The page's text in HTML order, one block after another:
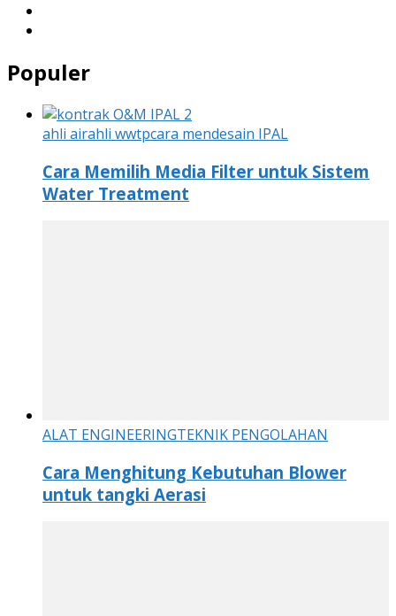
Populer
ahli airahli wwtpcara mendesain IPAL
Cara Memilih Media Filter untuk Sistem
Water Treatment
ALAT ENGINEERINGTEKNIK PENGOLAHAN
Cara Menghitung Kebutuhan Blower
untuk tangki Aerasi